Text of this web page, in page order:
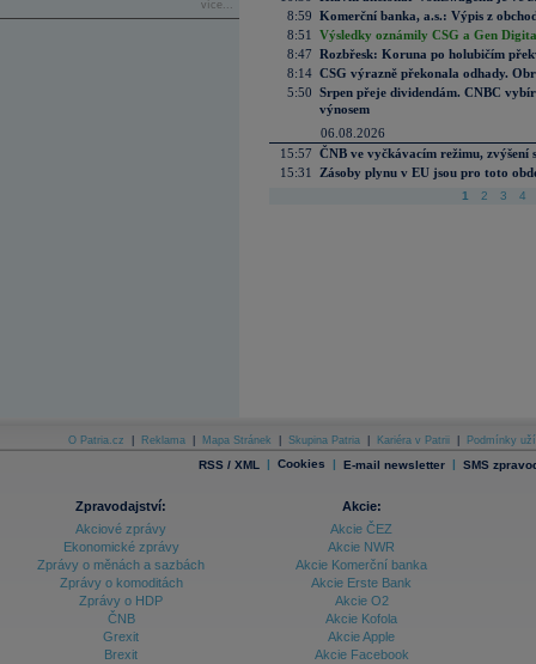
více...
8:59 Komerční banka, a.s.: Výpis z
8:51
Výsledky oznámily CSG a Gen
8:47 Rozbřesk: Koruna po holubičím
8:14 CSG výrazně překonala odhady.
5:50 Srpen přeje dividendám. CNBC
výnosem
06.08.2026
15:57 ČNB ve vyčkávacím režimu, zvýšení
15:31
Zásoby plynu v EU jsou pro toto
1 2 3 4
O Patria.cz Reklama Mapa Stránek Skupina Patria Kariéra v Patrii Podmínky
RSS / XML | Cookies | E-mail newsletter | SMS
Zpravodajství:
Akciové zprávy
Ekonomické zprávy
Zprávy o měnách a sazbách
Zprávy o komoditách
Zprávy o HDP
ČNB
Grexit
Brexit
Akcie:
Akcie ČEZ
Akcie NWR
Akcie Komerční banka
Akcie Erste Bank
Akcie O2
Akcie Kofola
Akcie Apple
Akcie Facebook